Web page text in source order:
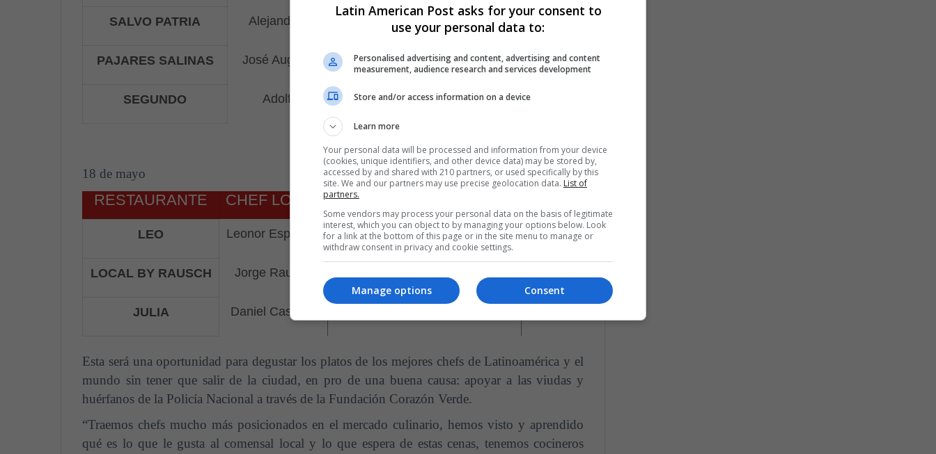
SALVO PATRIA Alejandro Gutiérrez Santiago Gómez
PAJARES SALINAS José Augusto Pajares Ignacio Solana España
SEGUNDO Adolfo Cavalié Vanessa González Uruguay
18 de mayo
RESTAURANTE CHEF LOCAL
LEO Leonor Espinosa Paco Pérez España
LOCAL BY RAUSCH Jorge Rausch
JULIA Daniel Castaño
Esta será una oportunidad para degustar los platos de los mejores chefs de Latinoamérica y el
mundo sin tener que salir de la ciudad, en pro de una buena causa: apoyar a las viudas y
huérfanos de la Policía Nacional a través de la Fundación Corazón Verde.
“Traemos chefs mucho más posicionados en el mercado culinario, hemos visto y aprendido
qué es lo que le gusta al comensal local y lo que espera de estas cenas, tenemos cocineros
Latin American Post asks for your consent to
use your personal data to:
Personalised advertising and content, advertising and content
measurement, audience research and services development
Store and/or access information on a device
Learn more
Your personal data will be processed and information from your device
(cookies, unique identifiers, and other device data) may be stored by,
accessed by and shared with 210 partners, or used specifically by this
site. We and our partners may use precise geolocation data. List of
partners.
Some vendors may process your personal data on the basis of legitimate
interest, which you can object to by managing your options below. Look
for a link at the bottom of this page or in the site menu to manage or
withdraw consent in privacy and cookie settings.
Consent
Manage options